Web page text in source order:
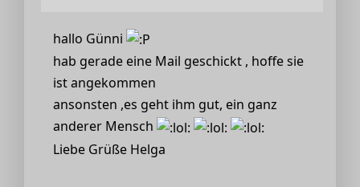
hallo Günni
hab gerade eine Mail geschickt , hoffe sie
ist angekommen
ansonsten ,es geht ihm gut, ein ganz
anderer Mensch
Liebe Grüße Helga